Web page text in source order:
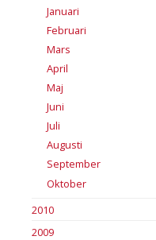
Januari
Februari
Mars
April
Maj
Juni
Juli
Augusti
September
Oktober
2010
2009